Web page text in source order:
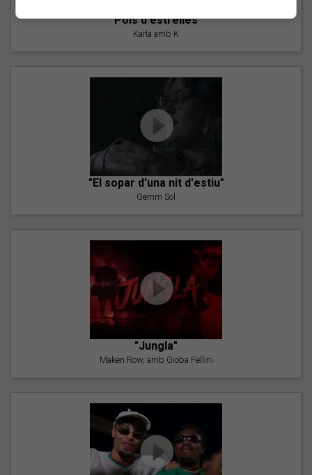
"Pols d'estrelles"
Karla amb K
"El sopar d'una nit d'estiu"
Gemm Sol
"Jungla"
Maken Row, amb Gioba Fellini